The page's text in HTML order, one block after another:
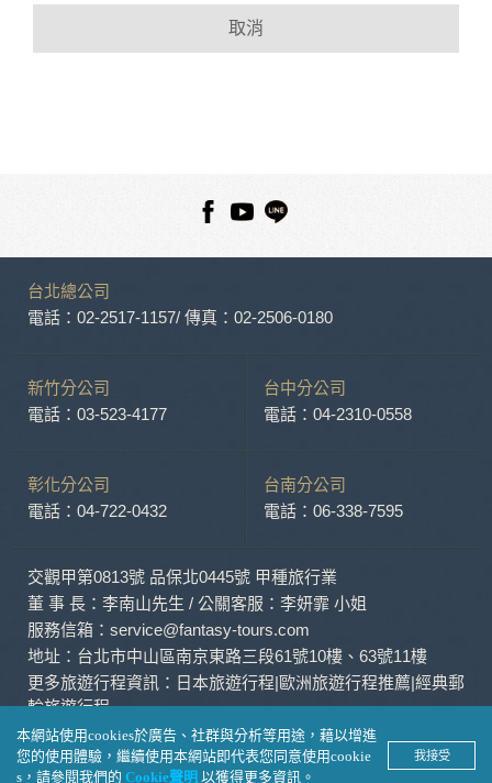
資料的蒐集與使用方式:
錄等，做為我們增進網站服務的參考依據，此記錄為內部應
外，我們會視需要公佈統計數據及說明文字，但不涉及特定個
人之資料。
的個人資料揭露予第三人或使用於蒐集目的以外之其他用途。
在您於本網站註冊帳號、使用本網站相關產品、服務、活動或
贈獎時，本網站會收集您的個人識別資料，本網站也可以從商
業夥伴處取得個人資料。
當客戶在本網站註冊時，我們會取得您的姓名、電話、住址、
當您註冊成功，並登入使用我們的服務後，我們即取得您的資
料。註冊時，本網站取得您的姓名、電話、住址、身份證字
其他除了上述，會保留您在上網瀏覽或查詢時，伺服器自行產
生的相關記錄，包括您使用連線設備的 IP 位址、使用時間、使
用的瀏覽器、瀏覽及點選資料紀錄等。本網站會對個別連線者
的瀏覽器予以標示，歸納使用者瀏覽器在本網站內部所瀏覽的
網頁，除非您願意告知您的個人資料，否則本網站不會也無法
將此項記錄和您對應。請您注意，在本網站網刊登廣告之廠
商，或與連結本網站，也可能蒐集您個人的資料。對於您主動
提供的個人資訊，這些廣告廠商、或連結網站有其個別的私權
保護政策，其資料處理措施不適用本網站隱私權保護政策，本
公司不負任何連帶責任。
取消
交觀甲第0813號 品保北0445號 甲種旅行業
董 事 長：李南山先生 / 公關客服：李妍霏 小姐
服務信箱：service@fantasy-tours.com
地址：台北市中山區南京東路三段61號10樓、63號11樓
更多旅遊行程資訊： 日本旅遊行程|歐洲旅遊行程推薦|經典郵
輪旅遊行程
台北總公司
電話：02-2517-1157/ 傳真：02-2506-0180
新竹分公司
電話：03-523-4177
台中分公司
電話：04-2310-0558
彰化分公司
電話：04-722-0432
台南分公司
電話：06-338-7595
© Fantasy Travel Service Co., Ltd.
本網站使用cookies於廣告、社群與分析等用途，藉以增進
您的使用體驗，繼續使用本網站即代表您同意使用cookie
s，請參閱我們的 Cookie聲明 以獲得更多資訊。
我接受